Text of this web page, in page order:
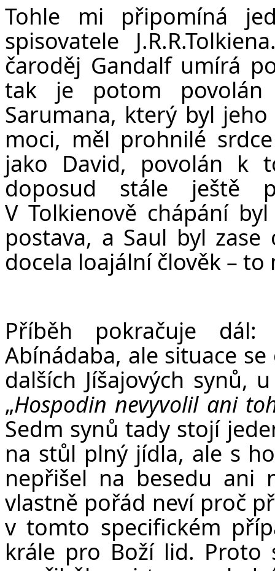
Tohle mi připomíná
spisovatele
čaroděj Gandalf umírá
tak je potom
Sarumana, který byl
moci, měl prohnilé
jako David, povolán k
doposud stále ještě
V Tolkienově chápání
postava, a Saul byl
docela loajální člověk – to
Příběh pokračuje dál:
Abínádaba, ale situace
dalších Jíšajových synů,
„Hospodin nevyvolil ani
Sedm synů tady stojí
na stůl plný jídla, ale s
nepřišel na besedu ani
vlastně pořád neví proč
v tomto specifickém
krále pro Boží lid. Proto